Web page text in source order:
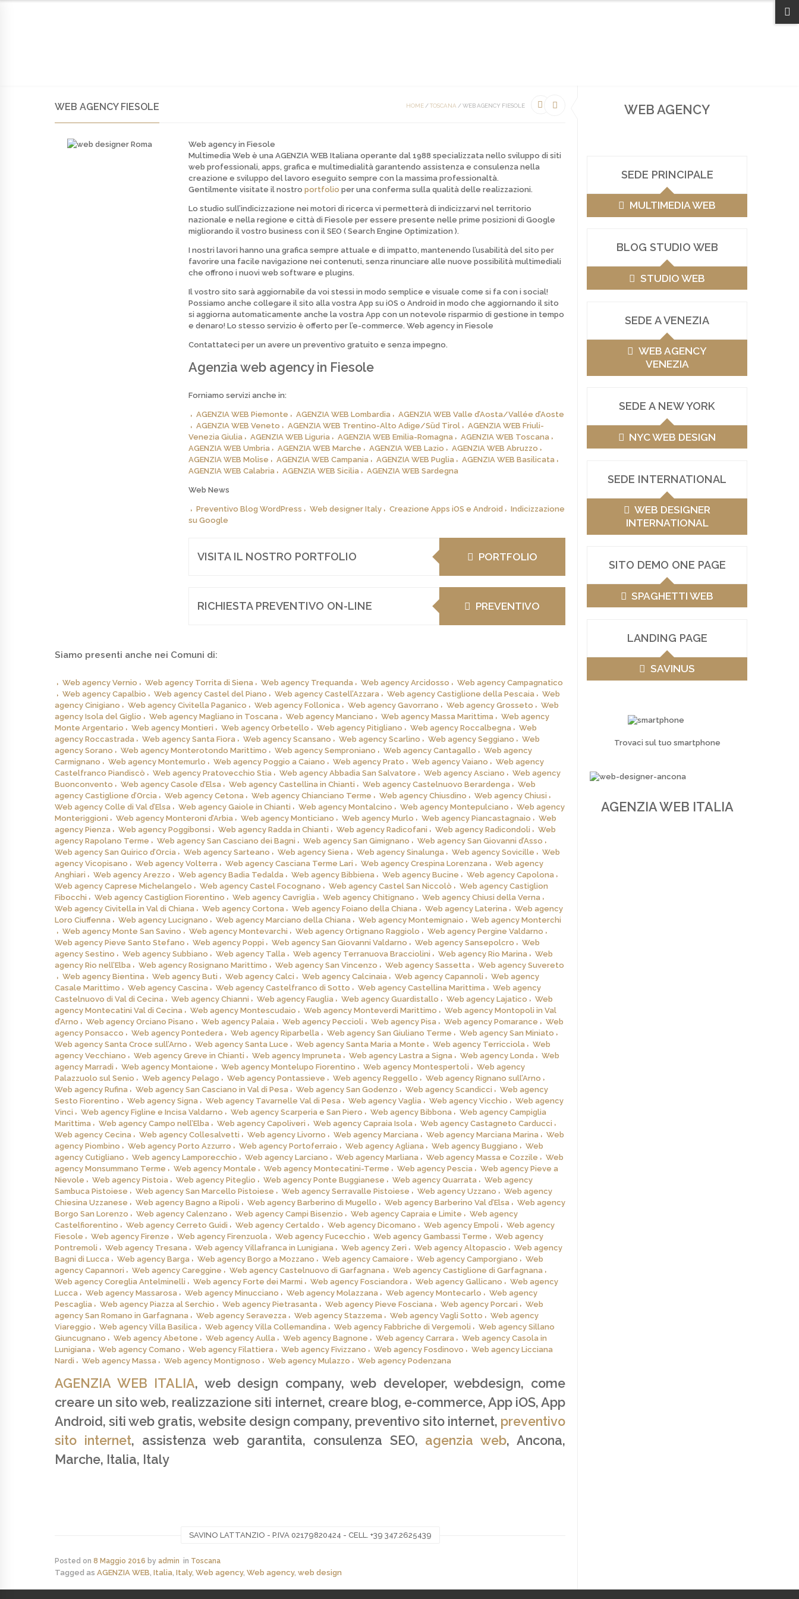
WEB AGENCY
SEDE PRINCIPALE
MULTIMEDIA WEB
BLOG STUDIO WEB
STUDIO WEB
SEDE A VENEZIA
WEB AGENCY
VENEZIA
SEDE A NEW YORK
NYC WEB DESIGN
SEDE INTERNATIONAL
WEB DESIGNER
INTERNATIONAL
SITO DEMO ONE PAGE
SPAGHETTI WEB
LANDING PAGE
SAVINUS
Trovaci sul tuo smartphone
AGENZIA WEB ITALIA
HOME /TOSCANA /WEB AGENCY FIESOLE
WEB AGENCY FIESOLE
Web agency in Fiesole
Multimedia Web è una AGENZIA WEB Italiana operante dal 1988 specializzata nello sviluppo di siti
web professionali, apps, grafica e multimedialità garantendo assistenza e consulenza nella
creazione e sviluppo del lavoro eseguito sempre con la massima professionaltà.
Gentilmente visitate il nostro portfolio per una conferma sulla qualità delle realizzazioni.
Lo studio sull’indicizzazione nei motori di ricerca vi permetterà di indicizzarvi nel territorio
nazionale e nella regione e città di Fiesole per essere presente nelle prime posizioni di Google
migliorando il vostro business con il SEO ( Search Engine Optimization ).
I nostri lavori hanno una grafica sempre attuale e di impatto, mantenendo l’usabilità del sito per
favorire una facile navigazione nei contenuti, senza rinunciare alle nuove possibilità multimediali
che offrono i nuovi web software e plugins.
Il vostro sito sarà aggiornabile da voi stessi in modo semplice e visuale come si fa con i social!
Possiamo anche collegare il sito alla vostra App su iOS o Android in modo che aggiornando il sito
si aggiorna automaticamente anche la vostra App con un notevole risparmio di gestione in tempo
e denaro! Lo stesso servizio è offerto per l’e-commerce. Web agency in Fiesole
Contattateci per un avere un preventivo gratuito e senza impegno.
Agenzia web agency in Fiesole
Forniamo servizi anche in:
AGENZIA WEB Piemonte AGENZIA WEB Lombardia
AGENZIA WEB Valle d’Aosta/Vallée d’Aoste
AGENZIA WEB Veneto
AGENZIA WEB Trentino-Alto Adige/Süd Tirol
AGENZIA WEB Friuli-
Venezia Giulia
AGENZIA WEB Liguria AGENZIA WEB Emilia-Romagna
AGENZIA WEB Toscana
AGENZIA WEB Umbria
AGENZIA WEB Marche AGENZIA WEB Lazio
AGENZIA WEB Abruzzo
AGENZIA WEB Molise
AGENZIA WEB Campania AGENZIA WEB Puglia
AGENZIA WEB Basilicata
AGENZIA WEB Calabria
AGENZIA WEB Sicilia AGENZIA WEB Sardegna
Web News
Preventivo Blog WordPress Web designer Italy Creazione Apps iOS e Android
Indicizzazione
su Google
VISITA IL NOSTRO PORTFOLIO PORTFOLIO
RICHIESTA PREVENTIVO ON-LINE PREVENTIVO
Siamo presenti anche nei Comuni di:
Web agency Vernio Web agency Torrita di Siena Web agency Trequanda Web agency Arcidosso
Web agency Campagnatico
Web agency Capalbio
Web agency Castel del Piano Web agency Castell’Azzara Web agency Castiglione della Pescaia
Web
agency Cinigiano
Web agency Civitella Paganico Web agency Follonica Web agency Gavorrano Web agency Grosseto
Web
agency Isola del Giglio
Web agency Magliano in Toscana Web agency Manciano Web agency Massa Marittima
Web agency
Monte Argentario
Web agency Montieri Web agency Orbetello Web agency Pitigliano Web agency Roccalbegna
Web
agency Roccastrada
Web agency Santa Fiora Web agency Scansano Web agency Scarlino Web agency Seggiano
Web
agency Sorano
Web agency Monterotondo Marittimo Web agency Semproniano Web agency Cantagallo
Web agency
Carmignano
Web agency Montemurlo Web agency Poggio a Caiano Web agency Prato Web agency Vaiano
Web agency
Castelfranco Piandiscò
Web agency Pratovecchio Stia Web agency Abbadia San Salvatore Web agency Asciano
Web agency
Buonconvento
Web agency Casole d’Elsa Web agency Castellina in Chianti Web agency Castelnuovo Berardenga
Web
agency Castiglione d’Orcia
Web agency Cetona Web agency Chianciano Terme Web agency Chiusdino
Web agency Chiusi
Web agency Colle di Val d’Elsa
Web agency Gaiole in Chianti Web agency Montalcino Web agency Montepulciano
Web agency
Monteriggioni
Web agency Monteroni d’Arbia Web agency Monticiano Web agency Murlo Web agency Piancastagnaio
Web
agency Pienza
Web agency Poggibonsi Web agency Radda in Chianti Web agency Radicofani Web agency Radicondoli
Web
agency Rapolano Terme
Web agency San Casciano dei Bagni Web agency San Gimignano
Web agency San Giovanni d’Asso
Web agency San Quirico d’Orcia
Web agency Sarteano Web agency Siena Web agency Sinalunga Web agency Sovicille
Web
agency Vicopisano
Web agency Volterra Web agency Casciana Terme Lari Web agency Crespina Lorenzana
Web agency
Anghiari
Web agency Arezzo Web agency Badia Tedalda Web agency Bibbiena Web agency Bucine
Web agency Capolona
Web agency Caprese Michelangelo
Web agency Castel Focognano Web agency Castel San Niccolò
Web agency Castiglion
Fibocchi
Web agency Castiglion Fiorentino Web agency Cavriglia Web agency Chitignano
Web agency Chiusi della Verna
Web agency Civitella in Val di Chiana
Web agency Cortona Web agency Foiano della Chiana Web agency Laterina
Web agency
Loro Ciuffenna
Web agency Lucignano Web agency Marciano della Chiana Web agency Montemignaio
Web agency Monterchi
Web agency Monte San Savino
Web agency Montevarchi Web agency Ortignano Raggiolo
Web agency Pergine Valdarno
Web agency Pieve Santo Stefano
Web agency Poppi Web agency San Giovanni Valdarno Web agency Sansepolcro
Web
agency Sestino
Web agency Subbiano Web agency Talla Web agency Terranuova Bracciolini Web agency Rio Marina
Web
agency Rio nell’Elba
Web agency Rosignano Marittimo Web agency San Vincenzo Web agency Sassetta
Web agency Suvereto
Web agency Bientina
Web agency Buti Web agency Calci Web agency Calcinaia Web agency Capannoli
Web agency
Casale Marittimo
Web agency Cascina Web agency Castelfranco di Sotto Web agency Castellina Marittima
Web agency
Castelnuovo di Val di Cecina
Web agency Chianni Web agency Fauglia Web agency Guardistallo Web agency Lajatico
Web
agency Montecatini Val di Cecina
Web agency Montescudaio Web agency Monteverdi Marittimo
Web agency Montopoli in Val
d’Arno
Web agency Orciano Pisano Web agency Palaia Web agency Peccioli Web agency Pisa Web agency Pomarance
Web
agency Ponsacco
Web agency Pontedera Web agency Riparbella Web agency San Giuliano Terme
Web agency San Miniato
Web agency Santa Croce sull’Arno
Web agency Santa Luce Web agency Santa Maria a Monte Web agency Terricciola
Web
agency Vecchiano
Web agency Greve in Chianti Web agency Impruneta Web agency Lastra a Signa Web agency Londa
Web
agency Marradi
Web agency Montaione Web agency Montelupo Fiorentino Web agency Montespertoli
Web agency
Palazzuolo sul Senio
Web agency Pelago Web agency Pontassieve Web agency Reggello
Web agency Rignano sull’Arno
Web agency Rufina
Web agency San Casciano in Val di Pesa Web agency San Godenzo Web agency Scandicci
Web agency
Sesto Fiorentino
Web agency Signa Web agency Tavarnelle Val di Pesa Web agency Vaglia Web agency Vicchio
Web agency
Vinci
Web agency Figline e Incisa Valdarno Web agency Scarperia e San Piero Web agency Bibbona
Web agency Campiglia
Marittima
Web agency Campo nell’Elba Web agency Capoliveri Web agency Capraia Isola
Web agency Castagneto Carducci
Web agency Cecina
Web agency Collesalvetti Web agency Livorno Web agency Marciana Web agency Marciana Marina
Web
agency Piombino
Web agency Porto Azzurro Web agency Portoferraio Web agency Agliana Web agency Buggiano
Web
agency Cutigliano
Web agency Lamporecchio Web agency Larciano Web agency Marliana Web agency Massa e Cozzile
Web
agency Monsummano Terme
Web agency Montale Web agency Montecatini-Terme Web agency Pescia
Web agency Pieve a
Nievole
Web agency Pistoia Web agency Piteglio Web agency Ponte Buggianese Web agency Quarrata
Web agency
Sambuca Pistoiese
Web agency San Marcello Pistoiese Web agency Serravalle Pistoiese Web agency Uzzano
Web agency
Chiesina Uzzanese
Web agency Bagno a Ripoli Web agency Barberino di Mugello Web agency Barberino Val d’Elsa
Web agency
Borgo San Lorenzo
Web agency Calenzano Web agency Campi Bisenzio Web agency Capraia e Limite
Web agency
Castelfiorentino
Web agency Cerreto Guidi Web agency Certaldo Web agency Dicomano Web agency Empoli
Web agency
Fiesole
Web agency Firenze Web agency Firenzuola Web agency Fucecchio Web agency Gambassi Terme
Web agency
Pontremoli
Web agency Tresana Web agency Villafranca in Lunigiana Web agency Zeri Web agency Altopascio
Web agency
Bagni di Lucca
Web agency Barga Web agency Borgo a Mozzano Web agency Camaiore Web agency Camporgiano
Web
agency Capannori
Web agency Careggine Web agency Castelnuovo di Garfagnana
Web agency Castiglione di Garfagnana
Web agency Coreglia Antelminelli
Web agency Forte dei Marmi Web agency Fosciandora Web agency Gallicano
Web agency
Lucca
Web agency Massarosa Web agency Minucciano Web agency Molazzana Web agency Montecarlo
Web agency
Pescaglia
Web agency Piazza al Serchio Web agency Pietrasanta Web agency Pieve Fosciana Web agency Porcari
Web
agency San Romano in Garfagnana
Web agency Seravezza Web agency Stazzema Web agency Vagli Sotto
Web agency
Viareggio
Web agency Villa Basilica Web agency Villa Collemandina Web agency Fabbriche di Vergemoli
Web agency Sillano
Giuncugnano
Web agency Abetone Web agency Aulla Web agency Bagnone Web agency Carrara
Web agency Casola in
Lunigiana
Web agency Comano Web agency Filattiera Web agency Fivizzano Web agency Fosdinovo
Web agency Licciana
Nardi
Web agency Massa Web agency Montignoso Web agency Mulazzo Web agency Podenzana
AGENZIA WEB ITALIA, web design company, web developer, webdesign, come
creare un sito web, realizzazione siti internet, creare blog, e-commerce, App iOS, App
Android, siti web gratis, website design company, preventivo sito internet, preventivo
sito internet, assistenza web garantita, consulenza SEO, agenzia web, Ancona,
Marche, Italia, Italy
SAVINO LATTANZIO - P.IVA 02179820424 - CELL. +39 347.2625439
Posted on 8 Maggio 2016 by admin in Toscana
Tagged as AGENZIA WEB, Italia, Italy, Web agency, Web agency, web design